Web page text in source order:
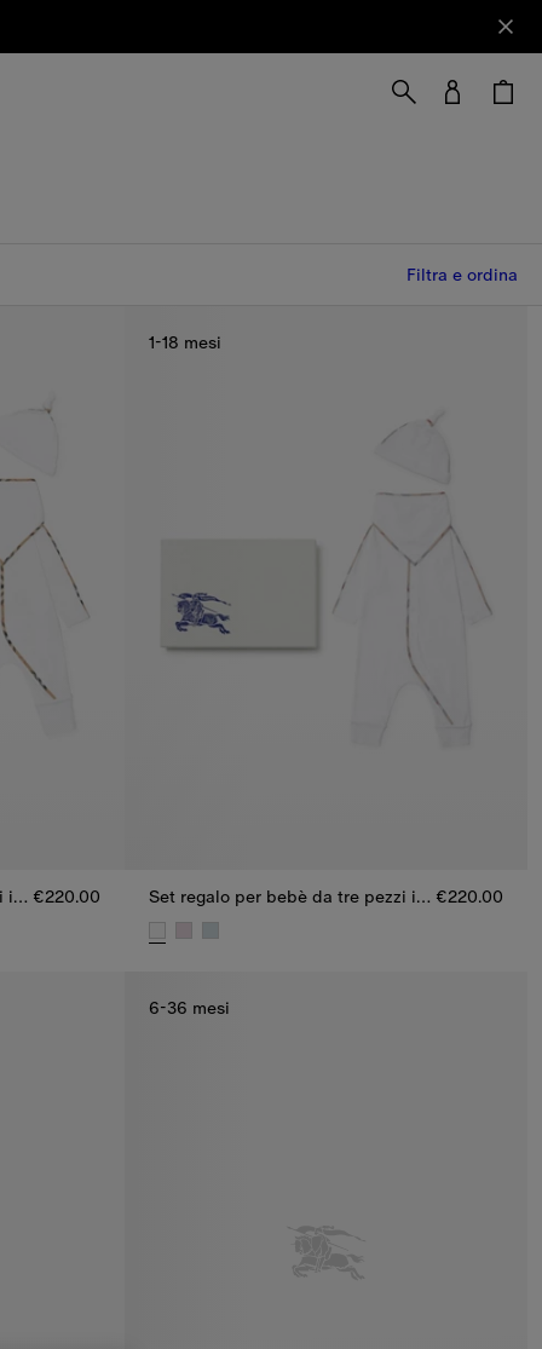
Filtra e ordina
Set regalo per bebè da tre pezzi in cotone stretch €220.00
1-18 mesi
Set regalo per bebè da tre pezzi in cotone stretch €220.00
6-36 mesi